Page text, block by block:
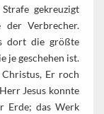
gekreuzigt
Verbrecher.
dort die größte
je geschehen ist.
Er roch
Jesus konnte
Erde; das Werk